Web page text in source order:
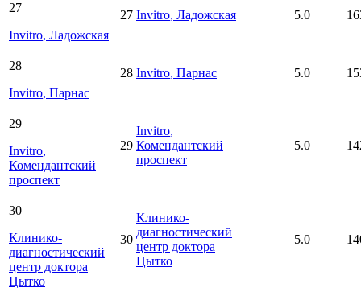
27
Invitro, Ладожская
27 Invitro, Ладожская 5.0
28
Invitro, Парнас
28 Invitro, Парнас 5.0
29
Invitro,
Комендантский
проспект
29
Invitro,
Комендантский
проспект
5.0
30
Клинико-
диагностический
центр доктора
Цытко
30
Клинико-
диагностический
центр доктора
Цытко
5.0